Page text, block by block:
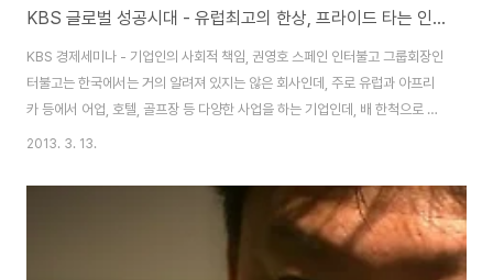
KBS 글로벌 성공시대 - 유럽최고의 한상, 프라이드 타는 인터불고 선박왕 권영호 회장의 절약, 믿음, 포기하지 않는 정신
KBS 경제세미나 - 기업인의 사회적 책임, 권영호 스페인 인터불고 그룹회장인
터불고는 한국에서는 거의 알려져 있지는 않은 회사인데, 주로 유럽과 아프리
카 등에서 어업, 호텔, 골프장 등 다양한 사업을 하는 기업인데, 배 한척으로 시
작해서 연매출 1조원의 선박왕이된 인터불고 권영호 회장의 성공스토리를 다
송을 보면 대기업의 회장이 기아의 소형차를 몰고, 자신의 호텔에 주말손님이
많이 몰리니 직접 서빙을 보기도 하시는데, 모든일에 솔선수범하고, 절약정신
이 몸에 벤 자수성가형 경영자선박으로 어업일을 주로 했다는데, 아프리카 앙
골라등에 진출해서 해당 국가의 어업의 50%이상을 책임지는 지대한 영향을
2013. 3. 13.